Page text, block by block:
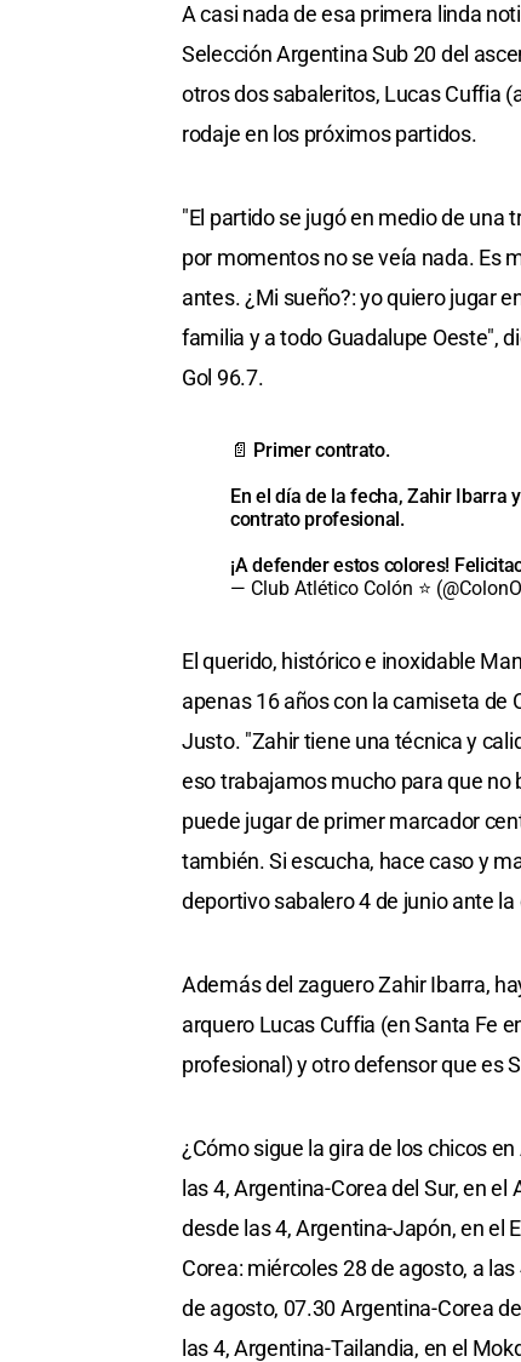
A casi nada de esa primera linda
Selección Argentina Sub 20 del
otros dos sabaleritos, Lucas Cuffia
rodaje en los próximos partidos.
"El partido se jugó en medio de una
por momentos no se veía nada. Es
antes. ¿Mi sueño?: yo quiero jugar
familia y a todo Guadalupe Oeste",
Gol 96.7.
📄 Primer contrato.
En el día de la fecha, Zahir Ibarra
contrato profesional.
¡A defender estos colores!
— Club Atlético Colón ⭐
El querido, histórico e inoxidable
apenas 16 años con la camiseta de
Justo. "Zahir tiene una técnica y
eso trabajamos mucho para que no
puede jugar de primer marcador
también. Si escucha, hace caso y
deportivo sabalero 4 de junio ante
Además del zaguero Zahir Ibarra,
arquero Lucas Cuffia (en Santa Fe
profesional) y otro defensor que es
¿Cómo sigue la gira de los chicos
las 4, Argentina-Corea del Sur, en
desde las 4, Argentina-Japón, en el
Corea: miércoles 28 de agosto, a
de agosto, 07.30 Argentina-Corea
las 4, Argentina-Tailandia, en el